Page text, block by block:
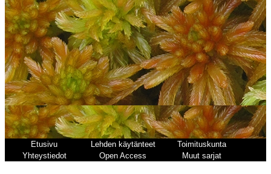
Etusivu Lehden käytänteet
Toimituskunta
Yhteystiedot
Open Access Muut sarjat